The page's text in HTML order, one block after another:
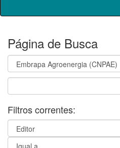
Página de Busca
Filtros correntes: